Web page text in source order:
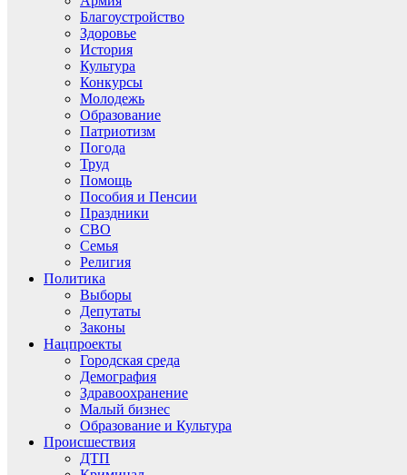
Благоустройство
Здоровье
История
Культура
Конкурсы
Молодежь
Образование
Патриотизм
Погода
Труд
Помощь
Пособия и Пенсии
Праздники
СВО
Семья
Религия
Политика
Выборы
Депутаты
Законы
Нацпроекты
Городская среда
Демография
Здравоохранение
Малый бизнес
Образование и Культура
Происшествия
ДТП